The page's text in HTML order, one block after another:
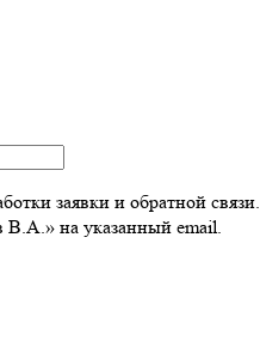
заявки и обратной связи.
на указанный email.